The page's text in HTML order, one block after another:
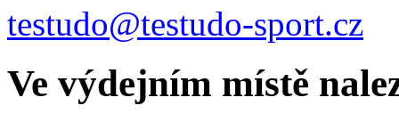
testudo@testudo-sport.cz
Ve výdejním místě